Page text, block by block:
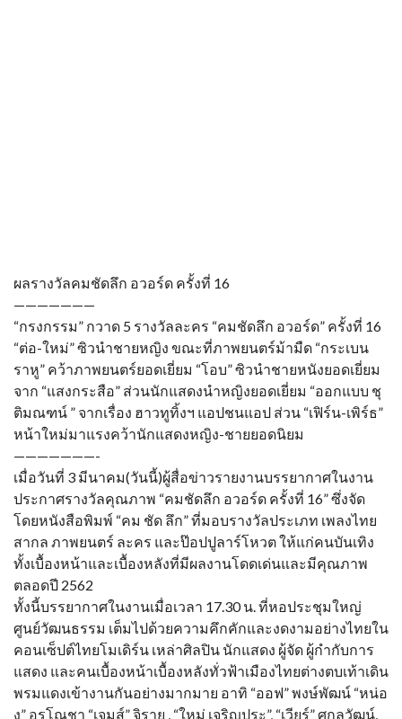
ผลรางวัลคมชัดลึก อวอร์ด ครั้งที่ 16
———————
“กรงกรรม” กวาด 5 รางวัลละคร “คมชัดลึก อวอร์ด” ครั้งที่ 16
“ต่อ-ใหม่” ซิวนำชายหญิง ขณะที่ภาพยนตร์ม้ามืด “กระเบน
ราหู” คว้าภาพยนตร์ยอดเยี่ยม “โอบ” ซิวนำชายหนังยอดเยี่ยม
จาก “แสงกระสือ” ส่วนนักแสดงนำหญิงยอดเยี่ยม “ออกแบบ ชุ
ติมณฑน์ ” จากเรื่อง ฮาวทูทิ้งฯ แอปชนแอป ส่วน “เฟิร์น-เพิร์ธ”
หน้าใหม่มาแรงคว้านักแสดงหญิง-ชายยอดนิยม
———————-
เมื่อวันที่ 3 มีนาคม(วันนี้)ผู้สื่อข่าวรายงานบรรยากาศในงาน
ประกาศรางวัลคุณภาพ “คมชัดลึก อวอร์ด ครั้งที่ 16” ซึ่งจัด
โดยหนังสือพิมพ์ “คม ชัด ลึก” ที่มอบรางวัลประเภท เพลงไทย
สากล ภาพยนตร์ ละคร และป๊อปปูลาร์โหวต ให้แก่คนบันเทิง
ทั้งเบื้องหน้าและเบื้องหลังที่มีผลงานโดดเด่นและมีคุณภาพ
ตลอดปี 2562
ทั้งนี้บรรยากาศในงานเมื่อเวลา 17.30 น. ที่หอประชุมใหญ่
ศูนย์วัฒนธรรม เต็มไปด้วยความคึกคักและงดงามอย่างไทยใน
คอนเซ็ปต์ไทยโมเดิร์น เหล่าศิลปิน นักแสดง ผู้จัด ผู้กำกับการ
แสดง และคนเบื้องหน้าเบื้องหลังทั่วฟ้าเมืองไทยต่างตบเท้าเดิน
พรมแดงเข้างานกันอย่างมากมาย อาทิ “ออฟ” พงษ์พัฒน์ “หน่อ
ง” อรุโณชา “เจมส์” จิรายุ , “ใหม่ เจริญปุระ”, “เวียร์” ศุกลวัฒน์,